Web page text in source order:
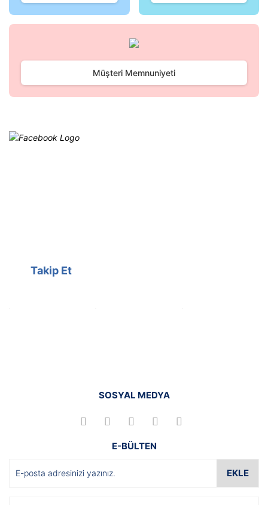
Gönder
Müşteri Memnuniyeti
Takip Et
SOSYAL MEDYA
E-BÜLTEN
EKLE